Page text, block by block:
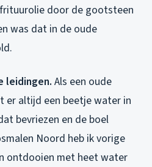
door de gootsteen
was dat in de oude
leidingen. Als een oude
er altijd een beetje water in
bevriezen en de boel
Noord heb ik vorige
ontdooien met heet water